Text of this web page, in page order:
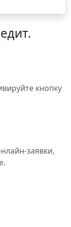
кнопку
заявки,